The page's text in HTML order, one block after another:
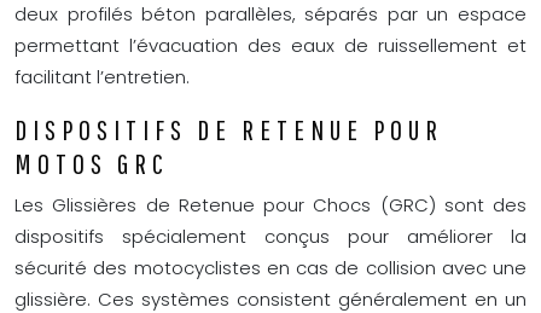
deux profilés béton parallèles, séparés par un espace
permettant l’évacuation des eaux de ruissellement et
facilitant l’entretien.
DISPOSITIFS DE RETENUE POUR
MOTOS GRC
Les Glissières de Retenue pour Chocs (GRC) sont des
dispositifs spécialement conçus pour améliorer la
sécurité des motocyclistes en cas de collision avec une
glissière. Ces systèmes consistent généralement en un